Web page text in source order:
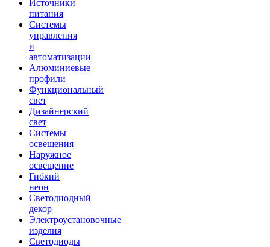
Источники
питания
Системы
управления
и
автоматизации
Алюминиевые
профили
Функциональный
свет
Дизайнерский
свет
Системы
освещения
Наружное
освещение
Гибкий
неон
Светодиодный
декор
Электроустановочные
изделия
Светодиоды